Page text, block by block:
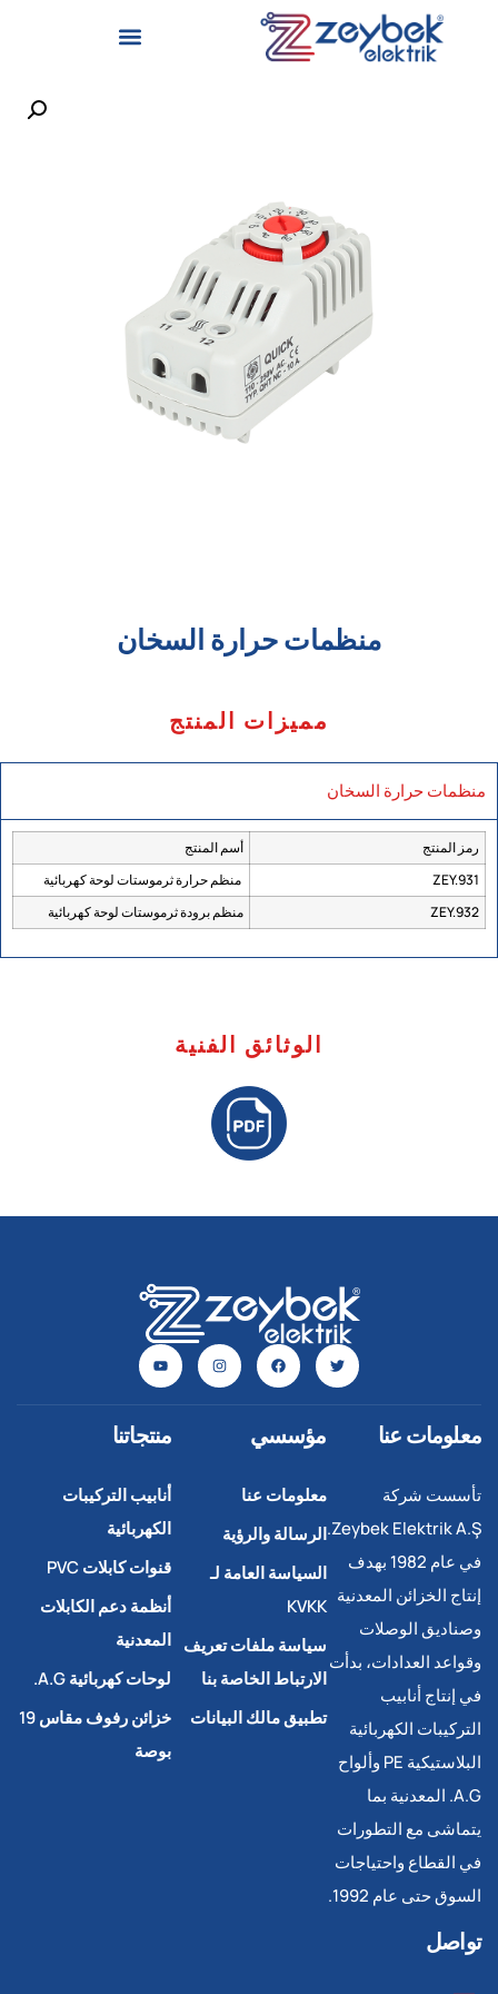
منظمات حرارة السخان
مميزات المنتج
منظمات حرارة السخان
رمز المنتج
أسم المنتج
ZEY.931
منظم حرارة ثرموستات لوحة كهربائية
ZEY.932
منظم برودة ثرموستات لوحة كهربائية
الوثائق الفنية
معلومات عنا
تأسست شركة
Zeybek Elektrik A.Ş.
في عام 1982 بهدف
إنتاج الخزائن المعدنية
وصناديق الوصلات
وقواعد العدادات، بدأت
في إنتاج أنابيب
التركيبات الكهربائية
البلاستيكية PE وألواح
A.G. المعدنية بما
يتماشى مع التطورات
في القطاع واحتياجات
السوق حتى عام 1992.
مؤسسي
معلومات عنا
الرسالة والرؤية
السياسة العامة لـ
KVKK
سياسة ملفات تعريف
الارتباط الخاصة بنا
تطبيق مالك البيانات
منتجاتنا
أنابيب التركيبات
الكهربائية
قنوات كابلات PVC
أنظمة دعم الكابلات
المعدنية
لوحات كهربائية A.G.
خزائن رفوف مقاس 19
بوصة
تواصل